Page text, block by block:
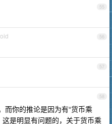
55
56
57
58
而你的推论是因为有“货币乘
是明显有问题的，关于货币乘